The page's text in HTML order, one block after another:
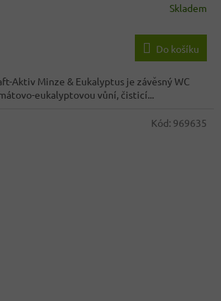
Skladem
Do košíku
Aktiv Minze & Eukalyptus je závěsný WC
eukalyptovou vůní, čisticí...
Kód: 969635